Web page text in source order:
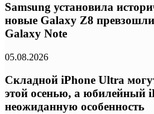
Samsung установила
новые Galaxy Z8
Galaxy Note
05.08.2026
Складной iPhone Ultra
этой осенью, а юбилейный
неожиданную особенность